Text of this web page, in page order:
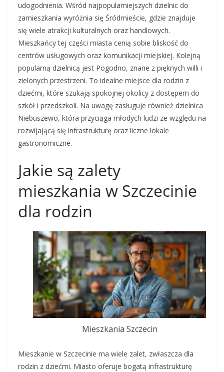
udogodnienia. Wśród najpopularniejszych dzielnic do
zamieszkania wyróżnia się Śródmieście, gdzie znajduje
się wiele atrakcji kulturalnych oraz handlowych.
Mieszkańcy tej części miasta cenią sobie bliskość do
centrów usługowych oraz komunikacji miejskiej. Kolejną
popularną dzielnicą jest Pogodno, znane z pięknych willi i
zielonych przestrzeni. To idealne miejsce dla rodzin z
dziećmi, które szukają spokojnej okolicy z dostępem do
szkół i przedszkoli. Na uwagę zasługuje również dzielnica
Niebuszewo, która przyciąga młodych ludzi ze względu na
rozwijającą się infrastrukturę oraz liczne lokale
gastronomiczne.
Jakie są zalety
mieszkania w Szczecinie
dla rodzin
Mieszkania Szczecin
Mieszkanie w Szczecinie ma wiele zalet, zwłaszcza dla
rodzin z dziećmi. Miasto oferuje bogatą infrastrukturę